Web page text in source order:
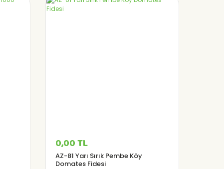
0,00 TL
AZ-81 Yarı Sırık Pembe Köy
Domates Fidesi